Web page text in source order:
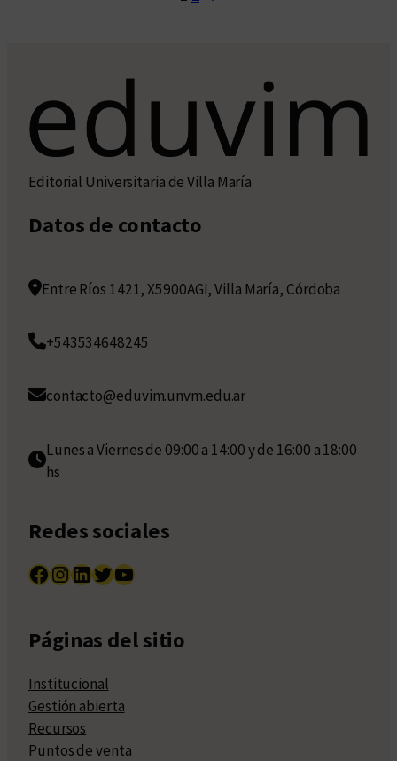
Editorial Universitaria de Villa María
Datos de contacto
Entre Ríos 1421, X5900AGI, Villa María, Córdoba
+543534648245
contacto@eduvim.unvm.edu.ar
Lunes a Viernes de 09:00 a 14:00 y de 16:00 a 18:00
hs
Redes sociales
Facebook InstagramLinkedIn Twitter YouTube
Páginas del sitio
Institucional
Gestión abierta
Recursos
Puntos de venta